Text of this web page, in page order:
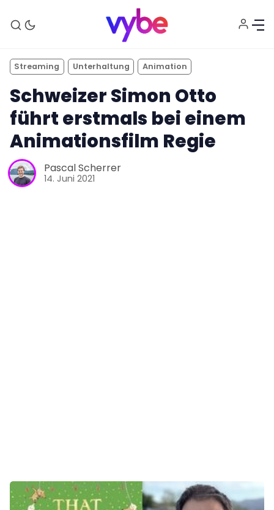
Aktuelles
Zusammenarbeit
Streaming Unterhaltung Animation
Schweizer Simon Otto
führt erstmals bei einem
Animationsfilm Regie
Pascal Scherrer
14. Juni 2021